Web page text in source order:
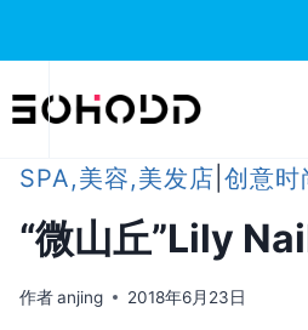
到
SPA,美容,美发店 创意时
“微山丘”Lily
作者anjing 2018年6月23日